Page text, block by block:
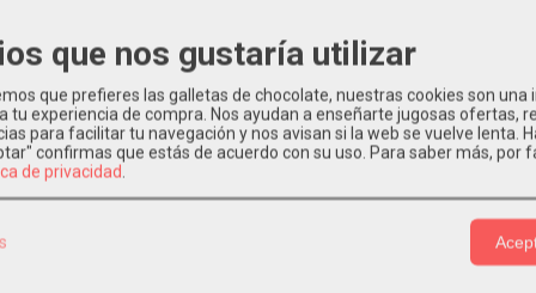
pre venta
PELO NIÑA |Tags:nina vestido arras eva-martinez-
complementos-pelo-comunion
vestidos-de-comunion-
que nos gustaría utilizar
que prefieres las galletas de chocolate, nuestras cookies son una
tu experiencia de compra. Nos ayudan a enseñarte jugosas ofertas,
para facilitar tu navegación y nos avisan si la web se vuelve lenta.
confirmas que estás de acuerdo con su uso. Para saber más, por
de privacidad